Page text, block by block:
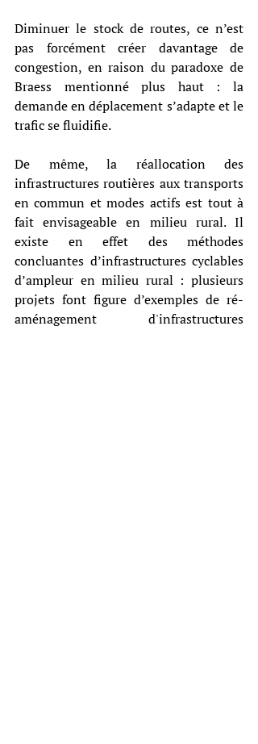
Diminuer le stock de routes, ce n’est
pas forcément créer davantage de
congestion, en raison du paradoxe de
Braess mentionné plus haut : la
demande en déplacement s’adapte et le
trafic se fluidifie.
De même, la réallocation des
infrastructures routières aux transports
en commun et modes actifs est tout à
fait envisageable en milieu rural. Il
existe en effet des méthodes
concluantes d’infrastructures cyclables
d’ampleur en milieu rural : plusieurs
projets font figure d’exemples de ré-
aménagement d'infrastructures